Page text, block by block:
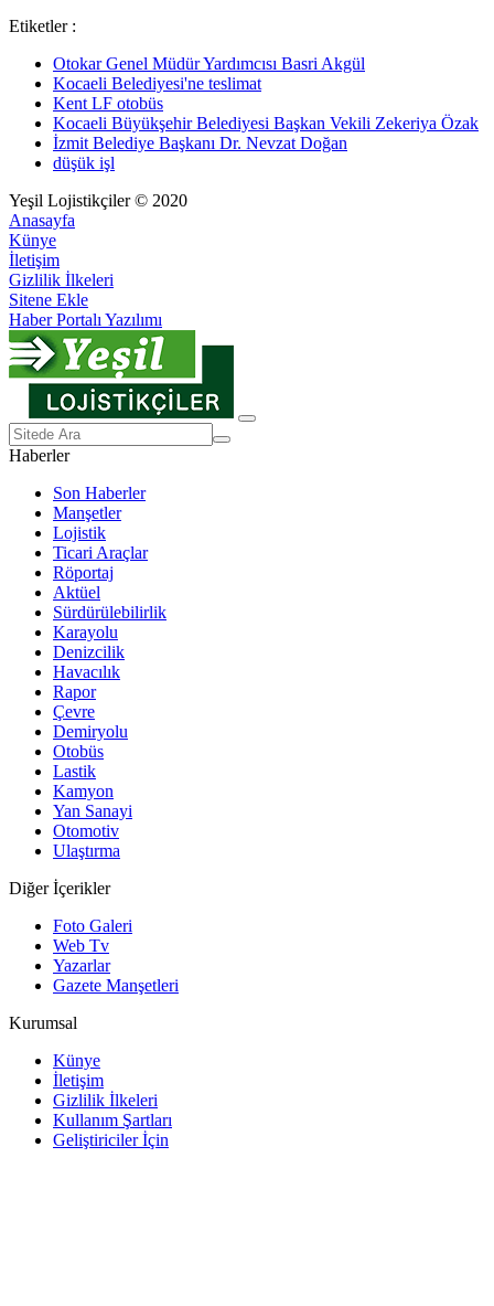
Etiketler :
Otokar Genel Müdür Yardımcısı Basri Akgül
Kocaeli Belediyesi'ne teslimat
Kent LF otobüs
Kocaeli Büyükşehir Belediyesi Başkan Vekili Zekeriya Özak
İzmit Belediye Başkanı Dr. Nevzat Doğan
düşük işl
Yeşil Lojistikçiler © 2020
Anasayfa
Künye
İletişim
Gizlilik İlkeleri
Sitene Ekle
Haber Portalı Yazılımı
Haberler
Son Haberler
Manşetler
Lojistik
Ticari Araçlar
Röportaj
Aktüel
Sürdürülebilirlik
Karayolu
Denizcilik
Havacılık
Rapor
Çevre
Demiryolu
Otobüs
Lastik
Kamyon
Yan Sanayi
Otomotiv
Ulaştırma
Diğer İçerikler
Foto Galeri
Web Tv
Yazarlar
Gazete Manşetleri
Kurumsal
Künye
İletişim
Gizlilik İlkeleri
Kullanım Şartları
Geliştiriciler İçin